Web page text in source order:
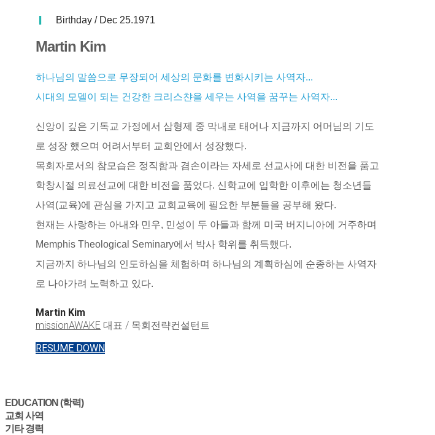
Birthday / Dec 25.1971
Martin Kim
하나님의 말씀으로 무장되어 세상의 문화를 변화시키는 사역자...
시대의 모델이 되는 건강한 크리스챤을 세우는 사역을 꿈꾸는 사역자...
신앙이 깊은 기독교 가정에서 삼형제 중 막내로 태어나 지금까지 어머님의 기도
로 성장 했으며 어려서부터 교회안에서 성장했다.
목회자로서의 참모습은 정직함과 겸손이라는 자세로 선교사에 대한 비전을 품고
학창시절 의료선교에 대한 비전을 품었다. 신학교에 입학한 이후에는 청소년들
사역(교육)에 관심을 가지고 교회교육에 필요한 부분들을 공부해 왔다.
현재는 사랑하는 아내와 민우, 민성이 두 아들과 함께 미국 버지니아에 거주하며
Memphis Theological Seminary에서 박사 학위를 취득했다.
지금까지 하나님의 인도하심을 체험하며 하나님의 계획하심에 순종하는 사역자
로 나아가려 노력하고 있다.
Martin Kim
missionAWAKE 대표 / 목회전략컨설턴트
RESUME DOWN
EDUCATION (학력)
교회 사역
기타 경력